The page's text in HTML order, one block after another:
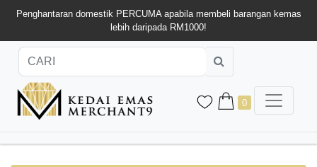
Penghantaran domestik PERCUMA apabila membeli barangan kemas
lebih daripada RM1000!
0